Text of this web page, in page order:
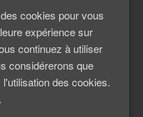
cookies pour vous
expérience sur
continuez à utiliser
considérerons que
des cookies.